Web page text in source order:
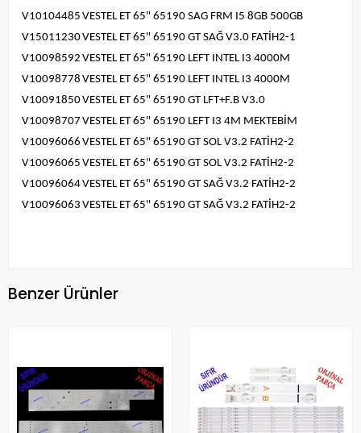
V10104485 VESTEL ET 65" 65190 SAG FRM I5 8GB 500GB
V15011230VESTEL ET 65" 65190 GT SAĞ V3.0 FATİH2-1
V10098592 VESTEL ET 65" 65190 LEFT INTEL I3 4000M
V10098778 VESTEL ET 65" 65190 LEFT INTEL I3 4000M
V10091850VESTEL ET 65" 65190 GT LFT+F.B V3.0
V10098707 VESTEL ET 65" 65190 LEFT I3 4M MEKTEBİM
V10096066 VESTEL ET 65" 65190 GT SOL V3.2 FATİH2-2
V10096065 VESTEL ET 65" 65190 GT SOL V3.2 FATİH2-2
V10096064VESTEL ET 65" 65190 GT SAĞ V3.2 FATİH2-2
V10096063 VESTEL ET 65" 65190 GT SAĞ V3.2 FATİH2-2
Benzer Ürünler